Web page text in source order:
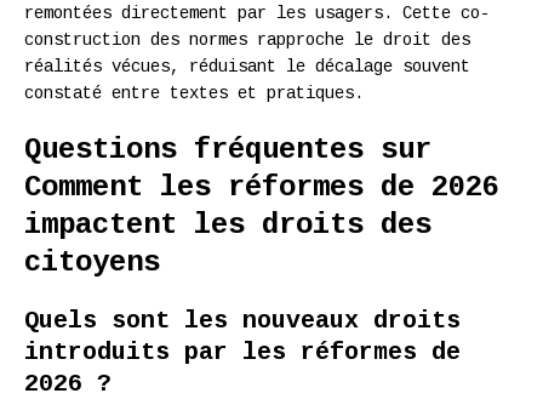
remontées directement par les usagers. Cette co-
construction des normes rapproche le droit des
réalités vécues, réduisant le décalage souvent
constaté entre textes et pratiques.
Questions fréquentes sur
Comment les réformes de 2026
impactent les droits des
citoyens
Quels sont les nouveaux droits
introduits par les réformes de
2026 ?